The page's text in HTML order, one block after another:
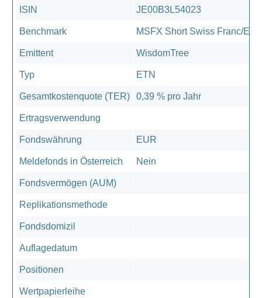
ISIN JE00B3L54023
Benchmark MSFX Short Swiss Franc/
Emittent WisdomTree
Typ ETN
Gesamtkostenquote (TER) 0,39 % pro Jahr
Ertragsverwendung
Fondswährung EUR
Meldefonds in Österreich Nein
Fondsvermögen (AUM)
Replikationsmethode
Fondsdomizil
Auflagedatum
Positionen
Wertpapierleihe